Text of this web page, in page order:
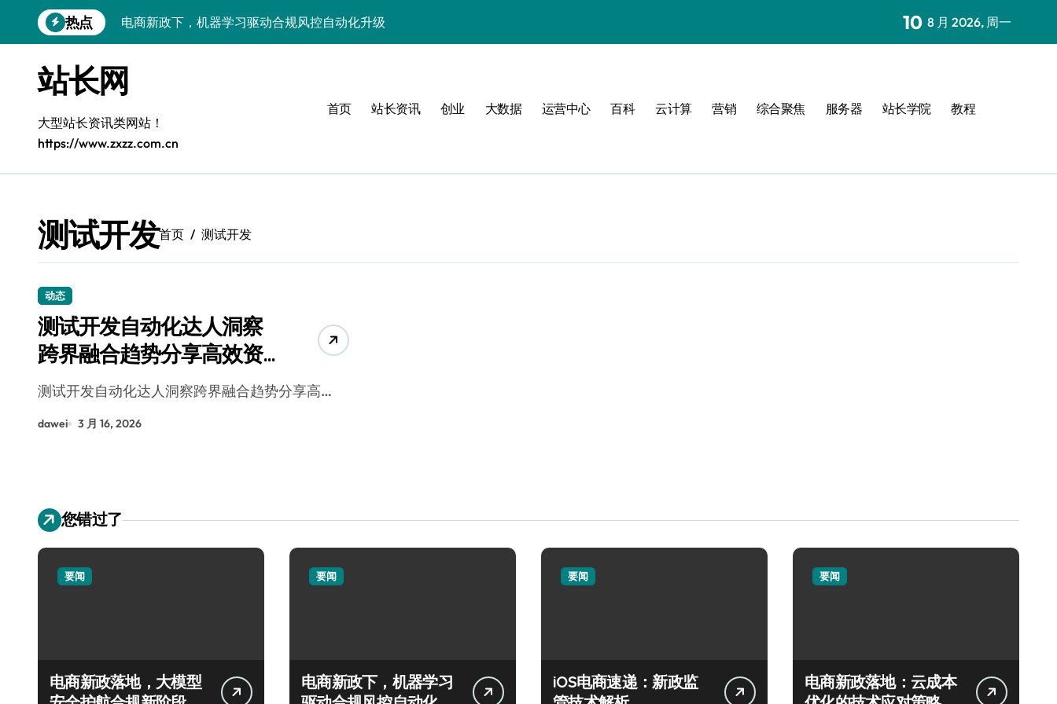
到
热点
电商新政下，机器学习驱动合规风控自动化升级
电商新政落地：云成本优化的技术应对策略
电商新政密集落地，技术驱动监管新生态
新政驱动电商量子化资源整合新范式
新政监管下电商变革：PHP技术视角速递
新政落地，电商无障碍设计迎来技术新机
10 8 月 2026, 周一
站长网
大型站长资讯类网站！
https://www.zxzz.com.cn
首页 站长资讯 创业 大数据 运营中心 百科 云计算 营销 综合聚焦 服务器 站长学院 教程
测试开发首页 测试开发
动态
测试开发自动化达人洞察
跨界融合趋势分享高效资
源整合秘籍
测试开发自动化达人洞察跨界融合趋势分享高…
dawei 3 月 16, 2026
您错过了
要闻
电商新政落地，大模型
要闻
电商新政下，机器学习
要闻
iOS电商速递：新政监
要闻
电商新政落地：云成本